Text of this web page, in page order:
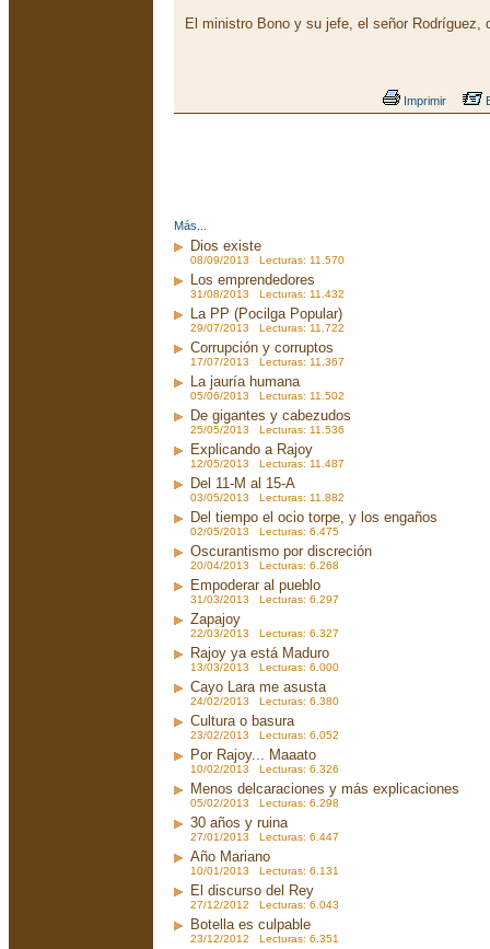
El ministro Bono y su jefe, el señor Rodríguez,
Imprimir
Más...
Dios existe
08/09/2013 Lecturas: 11.570
Los emprendedores
31/08/2013 Lecturas: 11.432
La PP (Pocilga Popular)
29/07/2013 Lecturas: 11.722
Corrupción y corruptos
17/07/2013 Lecturas: 11.367
La jauría humana
05/06/2013 Lecturas: 11.502
De gigantes y cabezudos
25/05/2013 Lecturas: 11.536
Explicando a Rajoy
12/05/2013 Lecturas: 11.487
Del 11-M al 15-A
03/05/2013 Lecturas: 11.882
Del tiempo el ocio torpe, y los engaños
02/05/2013 Lecturas: 6.475
Oscurantismo por discreción
20/04/2013 Lecturas: 6.268
Empoderar al pueblo
31/03/2013 Lecturas: 6.297
Zapajoy
22/03/2013 Lecturas: 6.327
Rajoy ya está Maduro
13/03/2013 Lecturas: 6.000
Cayo Lara me asusta
24/02/2013 Lecturas: 6.380
Cultura o basura
23/02/2013 Lecturas: 6.052
Por Rajoy... Maaato
10/02/2013 Lecturas: 6.326
Menos delcaraciones y más explicaciones
05/02/2013 Lecturas: 6.298
30 años y ruina
27/01/2013 Lecturas: 6.447
Año Mariano
10/01/2013 Lecturas: 6.131
El discurso del Rey
27/12/2012 Lecturas: 6.043
Botella es culpable
23/12/2012 Lecturas: 6.351